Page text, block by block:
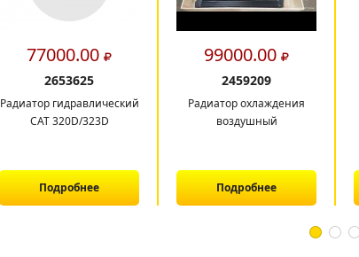
77000.00
2653625
Радиатор гидравлический
CAT 320D/323D
Подробнее
99000.00
2459209
Радиатор охлаждения
воздушный
Подробнее